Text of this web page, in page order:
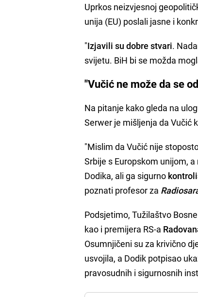
Uprkos neizvjesnoj
unija (EU) poslali jasne i
"Izjavili su dobre stvari.
svijetu. BiH bi se možda
"Vučić ne može da se
Na pitanje kako gleda na
Serwer je mišljenja da Vučić
"Mislim da Vučić nije
Srbije s Europskom unijom,
Dodika, ali ga sigurno
poznati profesor za
Podsjetimo, Tužilaštvo
kao i premijera RS-a
Osumnjičeni su za krivično
usvojila, a Dodik potpisao
pravosudnih i sigurnosnih